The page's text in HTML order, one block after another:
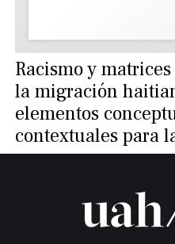
Racismo y
la migración
elementos
contextuales para